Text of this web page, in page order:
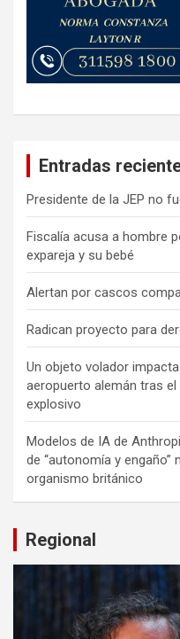
Entradas
Presidente de la JEP no
Fiscalía acusa a hombre
expareja y su bebé
Alertan por cascos
Radican proyecto para
Un objeto volador
aeropuerto alemán tras
explosivo
Modelos de IA de
de “autonomía y engaño”
organismo británico
Regional